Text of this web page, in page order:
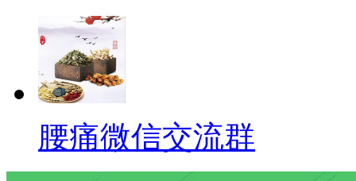
腰痛微信交流群